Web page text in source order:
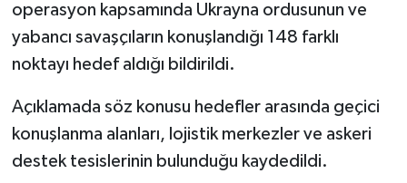
operasyon kapsamında Ukrayna ordusunun ve
yabancı savaşçıların konuşlandığı 148 farklı
noktayı hedef aldığı bildirildi.
Açıklamada söz konusu hedefler arasında geçici
konuşlanma alanları, lojistik merkezler ve askeri
destek tesislerinin bulunduğu kaydedildi.